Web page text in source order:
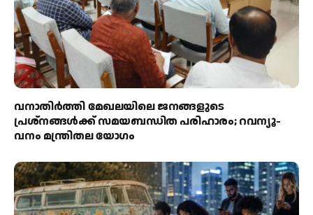
വനാതിർത്തി മേഖലയിലെ ജനങ്ങളുടെ
പ്രശ്നങ്ങൾക്ക് സമയബന്ധിത പരിഹാരം; റവന്യൂ-
വനം മന്ത്രിതല യോഗം